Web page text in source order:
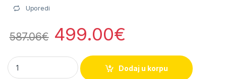
Uporedi
587.06€ 499.00€
LG 55QNED70A6A QNED TV 55" ultra HD quantity
Dodaj u korpu